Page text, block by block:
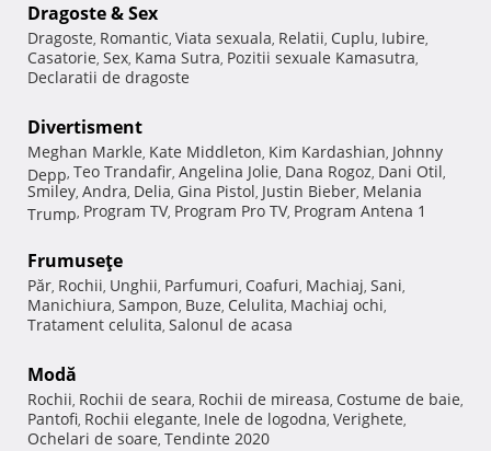
Dragoste & Sex
Dragoste, Romantic, Viata sexuala, Relatii, Cuplu, Iubire,
Casatorie, Sex, Kama Sutra, Pozitii sexuale Kamasutra,
Declaratii de dragoste
Divertisment
Meghan Markle, Kate Middleton, Kim Kardashian, Johnny
Depp, Teo Trandafir, Angelina Jolie, Dana Rogoz, Dani Otil,
Smiley, Andra, Delia, Gina Pistol, Justin Bieber, Melania
Trump, Program TV, Program Pro TV, Program Antena 1
Frumuseţe
Păr, Rochii, Unghii, Parfumuri, Coafuri, Machiaj, Sani,
Manichiura, Sampon, Buze, Celulita, Machiaj ochi,
Tratament celulita, Salonul de acasa
Modă
Rochii, Rochii de seara, Rochii de mireasa, Costume de baie,
Pantofi, Rochii elegante, Inele de logodna, Verighete,
Ochelari de soare, Tendinte 2020